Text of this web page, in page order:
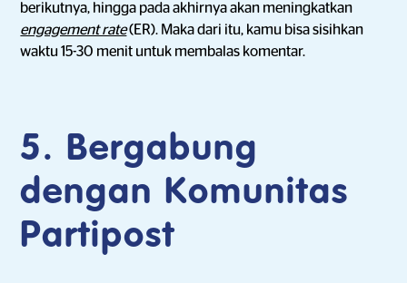
berikutnya, hingga pada akhirnya akan meningkatkan
engagement rate(ER). Maka dari itu, kamu bisa sisihkan
waktu 15-30 menit untuk membalas komentar.
5. Bergabung
dengan Komunitas
Partipost